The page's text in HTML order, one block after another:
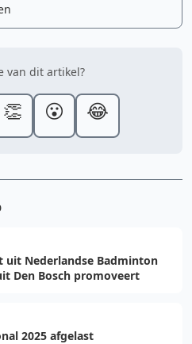
van dit artikel?
👏 😮 😂
uit Nederlandse Badminton
Den Bosch promoveert
2025 afgelast